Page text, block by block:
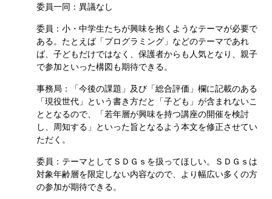
委員一同：異議なし
委員：小・中学生たちが興味を抱くようなテーマが必要で
ある。たとえば「プログラミング」などのテーマであれ
ば、子どもだけではなく、保護者からも人気となり、親子
で参加といった構図も期待できる。
事務局：「今後の課題」及び「総合評価」欄に記載のある
「現役世代」という書き方だと「子ども」が含まれないこ
ととなるので、「若年層が興味を持つ講座の開催を検討
し、周知する」といった旨となるよう本文を修正させてい
ただく。
委員：テーマとしてＳＤＧｓを扱ってほしい。ＳＤＧｓは
対象年齢層を限定しない内容なので、より幅広い多くの方
の参加が期待できる。